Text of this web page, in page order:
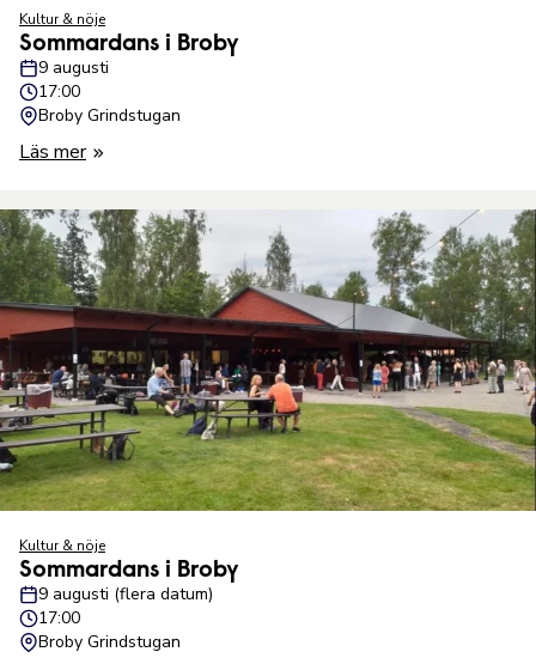
Kultur & nöje
Sommardans i Broby
9 augusti
17:00
Broby Grindstugan
Läs mer
Kultur & nöje
Sommardans i Broby
9 augusti (flera datum)
17:00
Broby Grindstugan